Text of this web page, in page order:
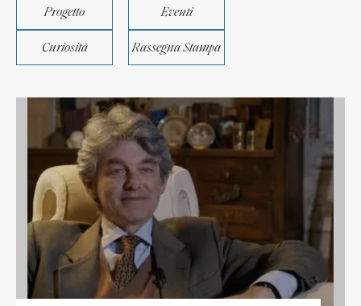
Progetto Eventi
Curiosità Rassegna Stampa